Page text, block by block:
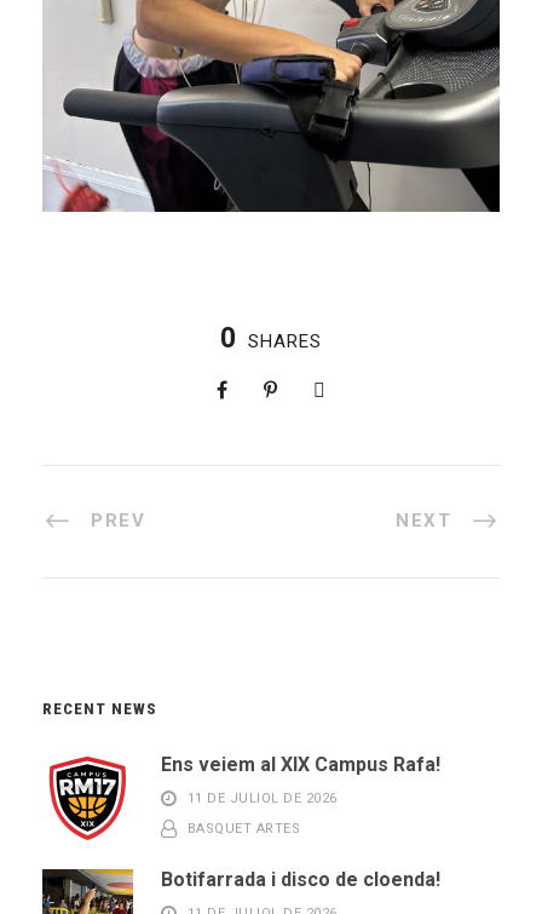
0 SHARES
PREV NEXT
RECENT NEWS
Ens veiem al XIX Campus Rafa!
11 DE JULIOL DE 2026
BASQUET ARTES
Botifarrada i disco de cloenda!